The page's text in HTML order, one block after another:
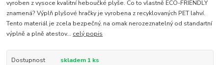
vyroben z vysoce kvalitní heboučké plyše. Co to vlastně ECO-FRIENDLY
znamená? Výplň plyšové hračky je vyrobena z recyklovaných PET lahví.
Tento materiál je zcela bezpečný, na omak nerozeznatelný od standartní
výplně a plně atestov... celý popis
Dostupnost
skladem 1 ks